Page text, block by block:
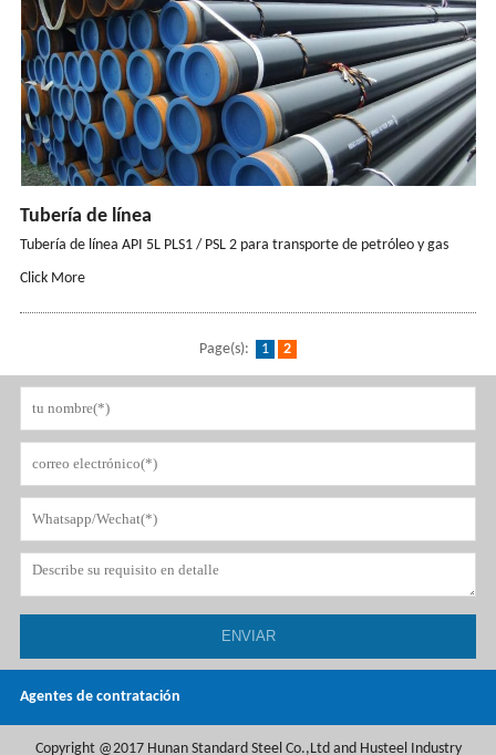
Tubería de línea
Tubería de línea API 5L PLS1 / PSL 2 para transporte de petróleo y gas
Click More
Page(s): 1 2
Agentes de contratación
Copyright @2017 Hunan Standard Steel Co.,Ltd and Husteel Industry